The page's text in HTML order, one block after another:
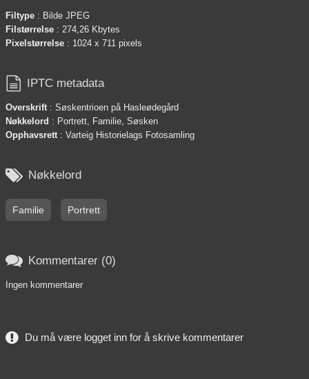
Filtype : Bilde JPEG
Filstørrelse : 274,26 Kbytes
Pixelstørrelse : 1024 x 711 pixels
 IPTC metadata
Overskrift : Søskentrioen på Hasleødegård
Nøkkelord : Portrett, Familie, Søsken
Opphavsrett : Varteig Historielags Fotosamling
 Nøkkelord
Familie Portrett
 Kommentarer (0)
Ingen kommentarer
Du må være logget inn for å skrive kommentarer